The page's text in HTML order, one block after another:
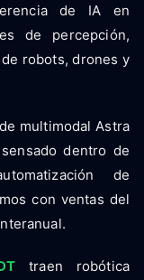
de IA en
de percepción,
robots, drones y
multimodal Astra
dentro de
de
con ventas del
traen robótica